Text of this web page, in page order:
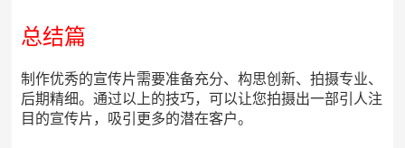
总结篇
制作优秀的宣传片需要准备充分、构思创新、拍摄专业、
后期精细。通过以上的技巧，可以让您拍摄出一部引人注
目的宣传片，吸引更多的潜在客户。